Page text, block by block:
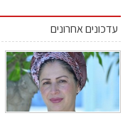
עדכונים אחרונים